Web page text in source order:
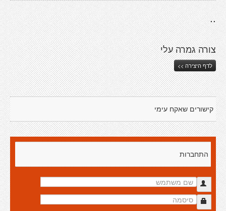
..
צורה גמרה עלי
לדף היצירה >>
קישורים שאקח עימי
התחברות